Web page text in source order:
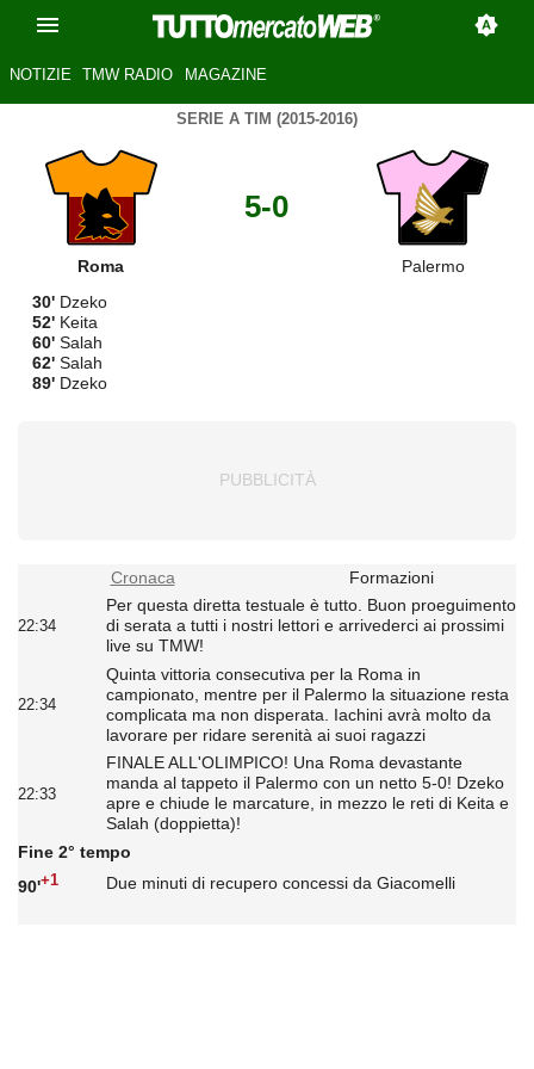
NOTIZIE TMW RADIO MAGAZINE
SERIE A TIM (2015-2016)
Roma
5-0
Palermo
30' Dzeko
52' Keita
60' Salah
62' Salah
89' Dzeko
Cronaca Formazioni
22:34
Per questa diretta testuale è tutto. Buon proeguimento
di serata a tutti i nostri lettori e arrivederci ai prossimi
live su TMW!
22:34
Quinta vittoria consecutiva per la Roma in
campionato, mentre per il Palermo la situazione resta
complicata ma non disperata. Iachini avrà molto da
lavorare per ridare serenità ai suoi ragazzi
22:33
FINALE ALL'OLIMPICO! Una Roma devastante
manda al tappeto il Palermo con un netto 5-0! Dzeko
apre e chiude le marcature, in mezzo le reti di Keita e
Salah (doppietta)!
Fine 2° tempo
90'+1 Due minuti di recupero concessi da Giacomelli